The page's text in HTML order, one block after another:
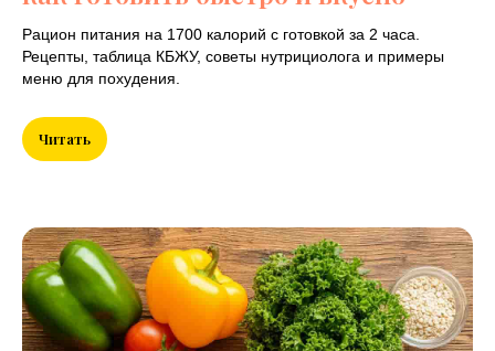
Рацион питания на 1700 калорий с готовкой за 2 часа.
Рецепты, таблица КБЖУ, советы нутрициолога и примеры
меню для похудения.
Читать